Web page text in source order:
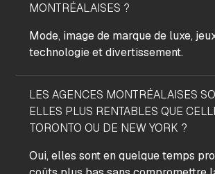
MONTRÉALAISES ?
Mode, image de marque de luxe,
technologie et divertissement.
LES AGENCES MONTRÉALAISES
ELLES PLUS RENTABLES QUE
TORONTO OU DE NEW YORK ?
Oui, elles sont en quelque temps